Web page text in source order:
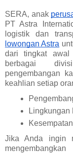
SERA, anak
PT Astra
logistik dan
lowongan Astra
dari tingkat awal
berbagai
pengembangan
keahlian setiap
Jika Anda ingin